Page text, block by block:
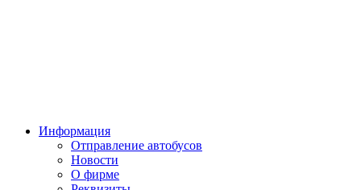
Информация
Отправление автобусов
Новости
О фирме